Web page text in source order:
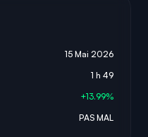
15 Mai 2026
1 h 49
+13.99%
PAS MAL